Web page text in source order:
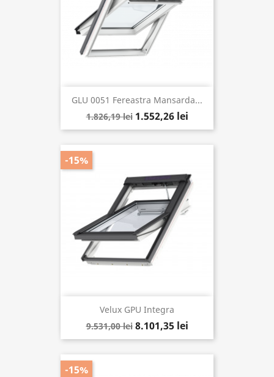
GLU 0051 Fereastra Mansarda...
1.826,19 lei 1.552,26 lei
Velux GPU Integra
9.531,00 lei 8.101,35 lei
-15%
-15%